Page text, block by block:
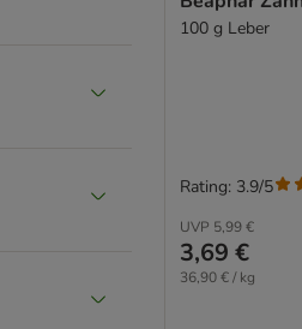
100 g Leber
UVP 5,99 €
3,69 €
36,90 € / kg
Rating: 3.9/5